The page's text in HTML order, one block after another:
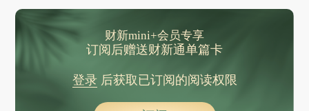
财新mini+会员专享
订阅后赠送财新通单篇卡
登录后获取已订阅的阅读权限